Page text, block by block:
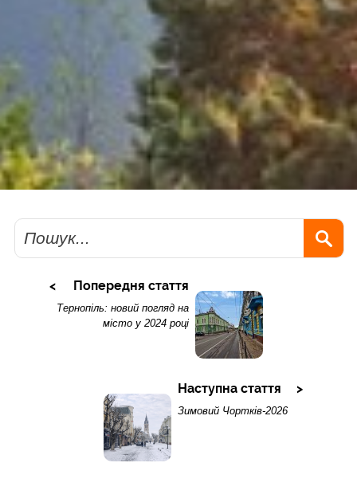
Пошук
Попередня стаття
Тернопіль: новий погляд на
місто у 2024 році
Наступна стаття
Зимовий Чортків-2026